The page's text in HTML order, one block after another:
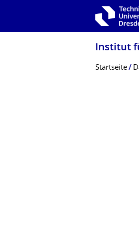
Zur Hauptnavigation springen
Institut
Startseite